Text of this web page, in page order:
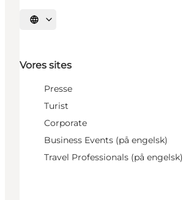
Vælg sprog
Vores sites
Presse
Turist
Corporate
Business Events (på engelsk)
Travel Professionals (på engelsk)